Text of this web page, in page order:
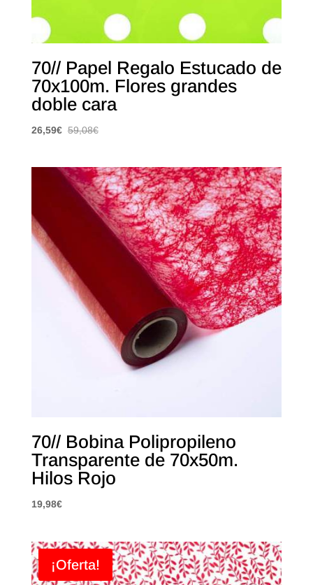
70// Papel Regalo Estucado de
70x100m. Flores grandes
doble cara
26,59€ 59,08€
70// Bobina Polipropileno
Transparente de 70x50m.
Hilos Rojo
19,98€
¡Oferta!